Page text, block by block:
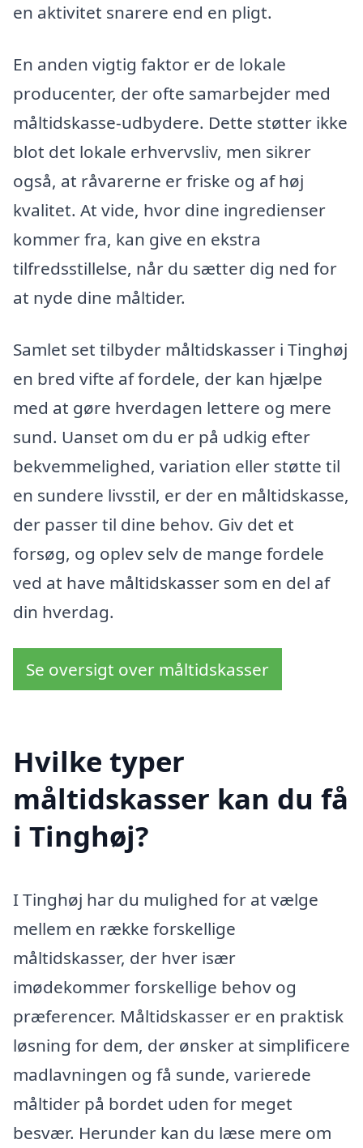
en aktivitet snarere end en pligt.
En anden vigtig faktor er de lokale
producenter, der ofte samarbejder med
måltidskasse-udbydere. Dette støtter ikke
blot det lokale erhvervsliv, men sikrer
også, at råvarerne er friske og af høj
kvalitet. At vide, hvor dine ingredienser
kommer fra, kan give en ekstra
tilfredsstillelse, når du sætter dig ned for
at nyde dine måltider.
Samlet set tilbyder måltidskasser i Tinghøj
en bred vifte af fordele, der kan hjælpe
med at gøre hverdagen lettere og mere
sund. Uanset om du er på udkig efter
bekvemmelighed, variation eller støtte til
en sundere livsstil, er der en måltidskasse,
der passer til dine behov. Giv det et
forsøg, og oplev selv de mange fordele
ved at have måltidskasser som en del af
din hverdag.
Se oversigt over måltidskasser
Hvilke typer
måltidskasser kan du få
i Tinghøj?
I Tinghøj har du mulighed for at vælge
mellem en række forskellige
måltidskasser, der hver især
imødekommer forskellige behov og
præferencer. Måltidskasser er en praktisk
løsning for dem, der ønsker at simplificere
madlavningen og få sunde, varierede
måltider på bordet uden for meget
besvær. Herunder kan du læse mere om